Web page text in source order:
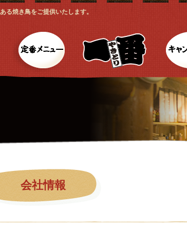
る焼き鳥をご提供いたします。
定番メニュー
会社情報